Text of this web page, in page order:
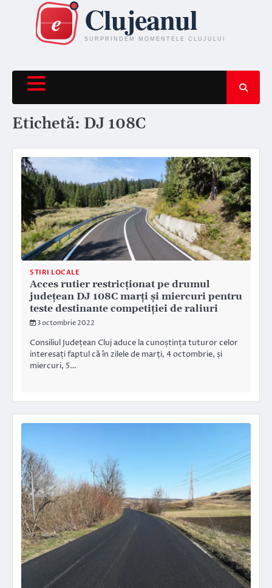
content
Etichetă: DJ 108C
STIRI LOCALE
Acces rutier restricționat pe drumul
județean DJ 108C marți și miercuri pentru
teste destinante competiției de raliuri
3 octombrie 2022
Consiliul Județean Cluj aduce la cunoștința tuturor celor
interesați faptul că în zilele de marți, 4 octombrie, și
miercuri, 5…